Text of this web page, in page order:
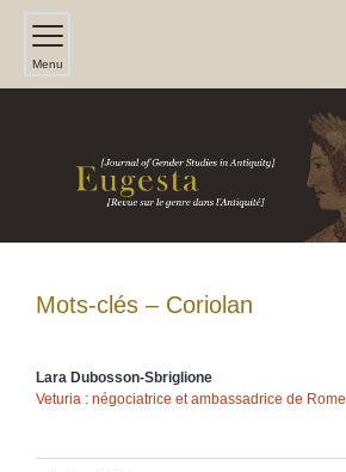
Menu
Mots-clés – Coriolan
Lara Dubosson-Sbriglione
Veturia : négociatrice et ambassadrice de Rome